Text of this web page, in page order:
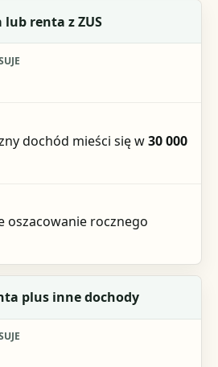
renta z ZUS
dochód mieści się w30 000
oszacowanie rocznego
plus inne dochody